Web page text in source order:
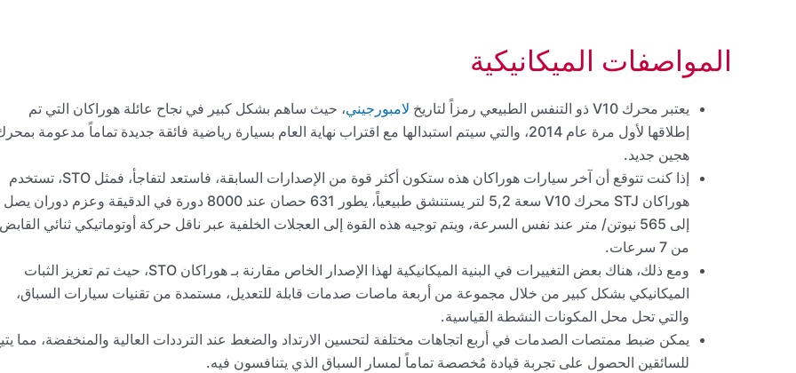
المواصفات الميكانيكية
يعتبر محرك V10 ذو التنفس الطبيعي رمزاً لتاريخ لامبورجيني، حيث ساهم بشكل كبير في نجاح عائلة هوراكان التي تم
إطلاقها لأول مرة عام 2014، والتي سيتم استبدالها مع اقتراب نهاية العام بسيارة رياضية فائقة جديدة تماماً مدعومة
هجين جديد.
إذا كنت تتوقع أن آخر سيارات هوراكان هذه ستكون أكثر قوة من الإصدارات السابقة، فاستعد لتفاجأ، فمثل STO، تستخدم
هوراكان STJ محرك V10 سعة 5,2 لتر يستنشق طبيعياً، يطور 631 حصان عند 8000 دورة في الدقيقة وعزم دوران يصل
إلى 565 نيوتن/ متر عند نفس السرعة، ويتم توجيه هذه القوة إلى العجلات الخلفية عبر ناقل حركة أوتوماتيكي ثنائي القابض
من 7 سرعات.
ومع ذلك، هناك بعض التغييرات في البنية الميكانيكية لهذا الإصدار الخاص مقارنة بـ هوراكان STO، حيث تم تعزيز الثبات
الميكانيكي بشكل كبير من خلال مجموعة من أربعة ماصات صدمات قابلة للتعديل، مستمدة من تقنيات سيارات السباق،
والتي تحل محل المكونات النشطة القياسية.
يمكن ضبط ممتصات الصدمات في أربع اتجاهات مختلفة لتحسين الارتداد والضغط عند الترددات العالية والمنخفضة، مما
للسائقين الحصول على تجربة قيادة مُخصصة تماماً لمسار السباق الذي يتنافسون فيه.